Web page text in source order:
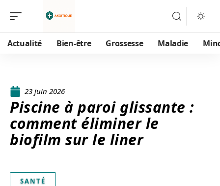
Actualité Bien-être Grossesse Maladie
23 juin 2026
Piscine à paroi glissante :
comment éliminer le
biofilm sur le liner
SANTÉ